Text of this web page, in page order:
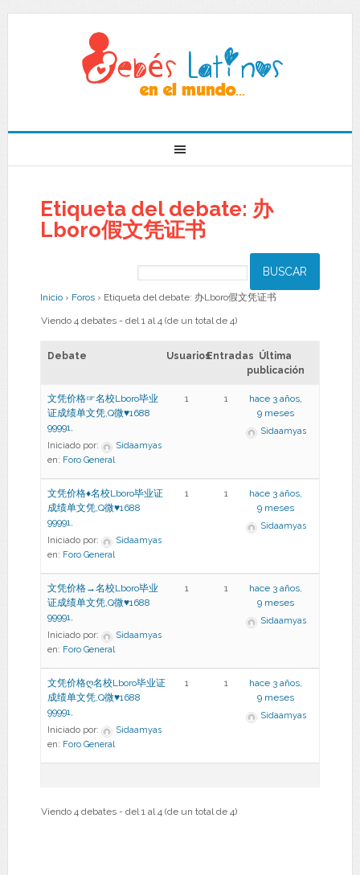
Etiqueta del debate: 办
Lboro假文凭证书
Inicio › Foros › Etiqueta del debate: 办Lboro假文凭证书
Viendo 4 debates - del 1 al 4 (de un total de 4)
Debate UsuariosEntradas Última
publicación
文凭价格☞名校Lboro毕业
证成绩单文凭,Q微♥1688
99991,
Iniciado por:
Sidaamyas
en: Foro General
1 1
hace 3 años,
9 meses
Sidaamyas
文凭价格♦名校Lboro毕业证
成绩单文凭,Q微♥1688
99991,
Iniciado por:
Sidaamyas
en: Foro General
1 1
hace 3 años,
9 meses
Sidaamyas
文凭价格→名校Lboro毕业
证成绩单文凭,Q微♥1688
99991,
Iniciado por:
Sidaamyas
en: Foro General
1 1
hace 3 años,
9 meses
Sidaamyas
文凭价格ღ名校Lboro毕业证
成绩单文凭,Q微♥1688
99991,
Iniciado por:
Sidaamyas
en: Foro General
1 1
hace 3 años,
9 meses
Sidaamyas
Viendo 4 debates - del 1 al 4 (de un total de 4)